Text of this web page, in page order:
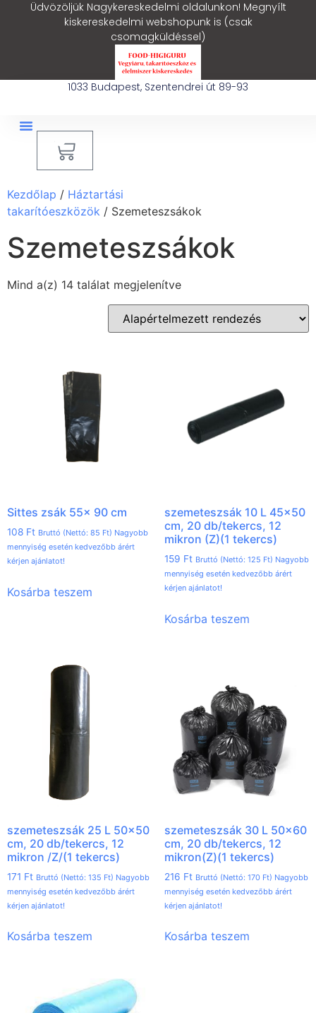
Üdvözöljük Nagykereskedelmi oldalunkon! Megnyílt
kiskereskedelmi webshopunk is (csak
csomagküldéssel)
1033 Budapest, Szentendrei út 89-93
Kezdőlap / Háztartási
takarítóeszközök / Szemeteszsákok
Szemeteszsákok
Mind a(z) 14 találat megjelenítve
Sittes zsák 55x 90 cm
108 Ft Bruttó (Nettó: 85 Ft) Nagyobb
mennyiség esetén kedvezőbb árért
kérjen ajánlatot!
Kosárba teszem
szemeteszsák 10 L 45×50
cm, 20 db/tekercs, 12
mikron (Z)(1 tekercs)
159 Ft Bruttó (Nettó: 125 Ft) Nagyobb
mennyiség esetén kedvezőbb árért
kérjen ajánlatot!
Kosárba teszem
szemeteszsák 25 L 50×50
cm, 20 db/tekercs, 12
mikron /Z/(1 tekercs)
171 Ft Bruttó (Nettó: 135 Ft) Nagyobb
mennyiség esetén kedvezőbb árért
kérjen ajánlatot!
Kosárba teszem
szemeteszsák 30 L 50×60
cm, 20 db/tekercs, 12
mikron(Z)(1 tekercs)
216 Ft Bruttó (Nettó: 170 Ft) Nagyobb
mennyiség esetén kedvezőbb árért
kérjen ajánlatot!
Kosárba teszem